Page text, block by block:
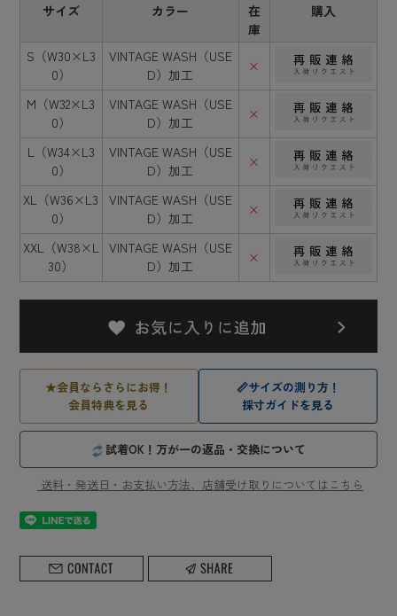
サイズ カラー
在
庫
購入
S（W30×L3
0）
VINTAGE WASH（USE
D）加工
×
M（W32×L3
0）
VINTAGE WASH（USE
D）加工
×
L（W34×L3
0）
VINTAGE WASH（USE
D）加工
×
XL（W36×L3
0）
VINTAGE WASH（USE
D）加工
×
XXL（W38×L
30）
VINTAGE WASH（USE
D）加工
×
★会員ならさらにお得！
会員特典を見る
📏サイズの測り方！
採寸ガイドを見る
試着OK！万が一の返品・交換について
送料・発送日・お支払い方法、店舗受け取りについてはこちら